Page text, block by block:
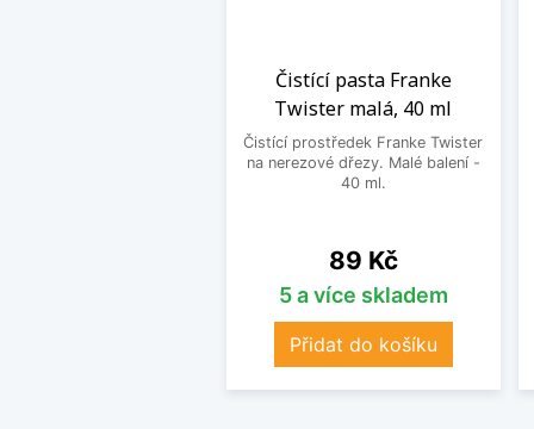
Čistící pasta Franke
Twister malá, 40 ml
Čistící prostředek Franke Twister
na nerezové dřezy. Malé balení -
40 ml.
Cena
89 Kč
5 a více skladem
Přidat do košíku